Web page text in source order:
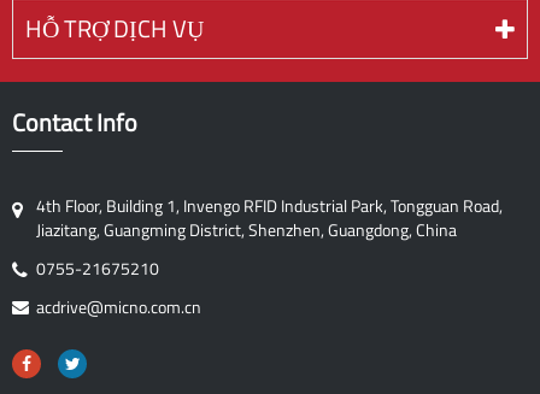
HỖ TRỢ DỊCH VỤ
Contact Info
4th Floor, Building 1, Invengo RFID Industrial Park, Tongguan Road,
Jiazitang, Guangming District, Shenzhen, Guangdong, China
0755-21675210
acdrive@micno.com.cn